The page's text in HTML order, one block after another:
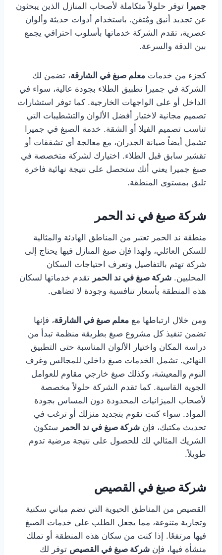
جميرا
توفر حلولاً متكاملة لأصحاب المنازل الذين يبحثون
عن تجديد أنيق ومُتقن. باستخدام أدوات حديثة وألوان
عصرية، تقدم الشركة خدماتها بأسلوب احترافي يجمع
بين الدقة والسرعة.
كجزء من خدمات معلم صبغ في الشارقة، تضمن لك
الشركة في جميرا تطبيق الطلاء بجودة عالية، سواء في
الداخل أو على الواجهات الخارجية. كما توفر استشارات
تصميم مجانية لاختيار أفضل الألوان والتشطيبات التي
تناسب تصميم الفيلا أو الشقة. خدمة الصبغ في جميرا
تشمل أيضاً صيانة الجدران، مع معالجة أي تشققات أو
تقشير سابق قبل الطلاء. اختيارك لشركة متخصصة في
صبغ جميرا يعني أنك ستحصل على نتيجة نهائية فاخرة
تليق بمستوى المنطقة.
شركة صبغ في ند الحمر
منطقة ند الحمر تعتبر من المناطق الهادئة والمثالية
للسكن العائلي، ولهذا فإن صبغ المنازل فيها يحتاج إلى
شركة تهتم بالتفاصيل وتعرف احتياجات السكان
المحليين. شركة صبغ في ند الحمر تقدم خدماتها لسكان
هذه المنطقة بأسعار تنافسية وجودة لا تضاهى.
ومن خلال ارتباطها مع معلم صبغ في الشارقة، فإنها
تضمن تنفيذ كل مشروع صبغ بطريقة منظمة تبدأ من
دراسة المكان واختيار الألوان المناسبة حتى التطبيق
النهائي. تشمل الخدمات صبغ داخلي للمجالس وغرف
النوم والمعيشة، وكذلك صبغ خارجي مقاوم للعوامل
الجوية القاسية. كما تقدم الشركة حلولاً مخصصة
لأصحاب الميزانيات المحدودة دون المساس بجودة
المواد. سواء كنت تقوم بتجديد منزلك أو ترغب في
تحديث مكتبك، فإن شركة صبغ في ند الحمر ستكون
الشريك المثالي لك للحصول على نتيجة مرضية تدوم
طويلاً.
شركة صبغ في القصيص
القصيص من المناطق الحيوية التي تضم مباني سكنية
وتجارية متنوعة، مما يجعل الطلب على خدمات الصبغ
فيها مرتفعًا. إذا كنت من سكان هذه المنطقة أو تملك
منشأة فيها، فإن شركة صبغ في القصيص توفر لك